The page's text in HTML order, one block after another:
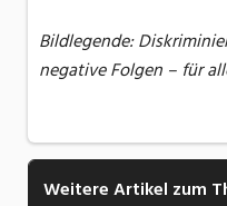
Bildlegende:
negative Folgen – für
Weitere Artikel zum